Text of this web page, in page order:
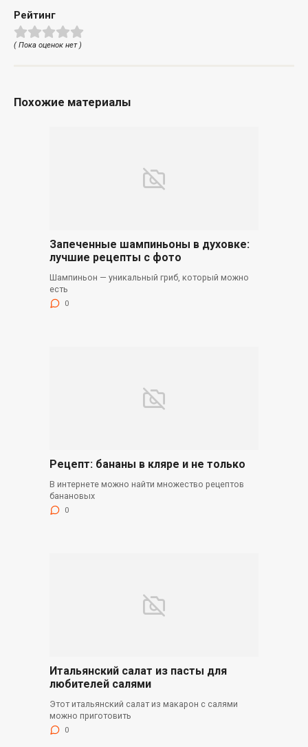
Рейтинг
( Пока оценок нет )
Похожие материалы
Запеченные шампиньоны в духовке:
лучшие рецепты с фото
Шампиньон — уникальный гриб, который можно
есть
0
Рецепт: бананы в кляре и не только
В интернете можно найти множество рецептов
банановых
0
Итальянский салат из пасты для
любителей салями
Этот итальянский салат из макарон с салями
можно приготовить
0